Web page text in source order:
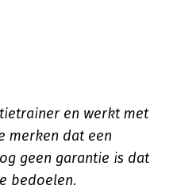
en werkt met
merken dat een
geen garantie is dat
bedoelen.